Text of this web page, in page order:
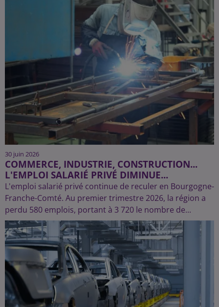
30 juin 2026
COMMERCE, INDUSTRIE, CONSTRUCTION...
L'EMPLOI SALARIÉ PRIVÉ DIMINUE...
L'emploi salarié privé continue de reculer en Bourgogne-
Franche-Comté. Au premier trimestre 2026, la région a
perdu 580 emplois, portant à 3 720 le nombre de...